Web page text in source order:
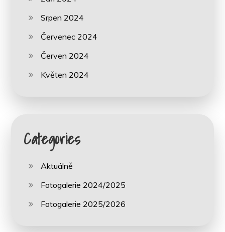
Srpen 2024
Červenec 2024
Červen 2024
Květen 2024
Categories
Aktuálně
Fotogalerie 2024/2025
Fotogalerie 2025/2026